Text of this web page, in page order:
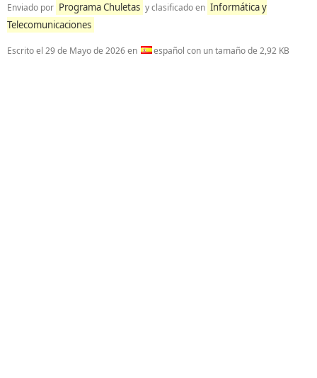
Enviado por Programa Chuletas y clasificado en Informática y
Telecomunicaciones
Escrito el 29 de Mayo de 2026en español con un tamaño de 2,92 KB